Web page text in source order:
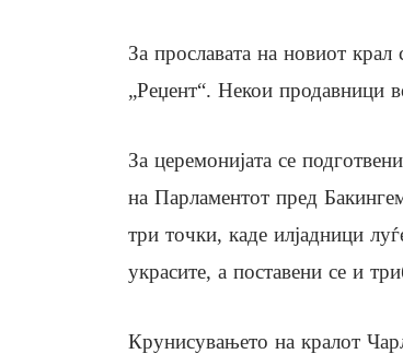
За прославата на новиот
„Реџент“. Некои продавници
За церемонијата се
на Парламентот пред
три точки, каде илјадници
украсите, а поставени се и
Крунисувањето на кралот